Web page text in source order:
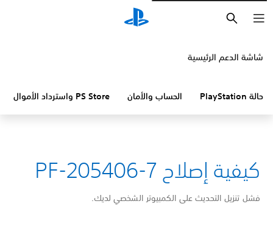
شاشة الدعم الرئيسية
حالة PlayStation الحساب والأمان PS Store واسترداد الأموال
كيفية إصلاح PF-205406-7
فشل تنزيل التحديث على الكمبيوتر الشخصي لديك.